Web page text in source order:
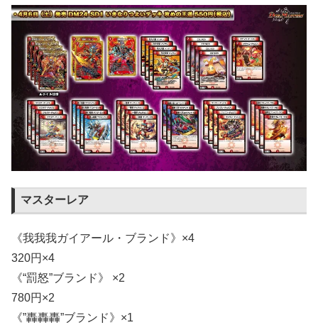
マスターレア
《我我我ガイアール・ブランド》×4
320円×4
《“罰怒”ブランド》 ×2
780円×2
《”轟轟轟”ブランド》×1